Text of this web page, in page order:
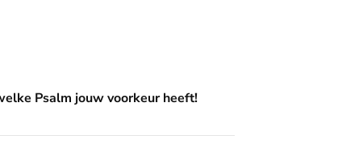
voorkeur heeft!
Psalm jouw voorkeur heeft!